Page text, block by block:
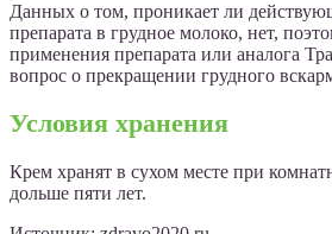
Данных о том, проникает ли
препарата в грудное молоко, нет,
применения препарата или аналога
вопрос о прекращении грудного
Условия хранения
Крем хранят в сухом месте при
дольше пяти лет.